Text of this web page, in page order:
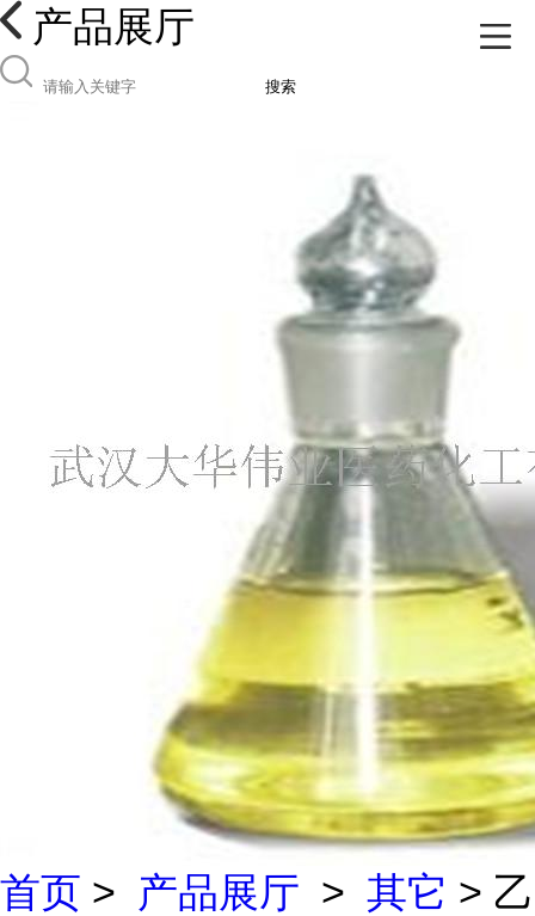
产品展厅
搜索
首页 > 产品展厅 > 其它 > 乙